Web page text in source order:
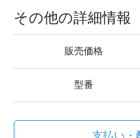
その他の詳細情報
販売価格
型番
支払い・